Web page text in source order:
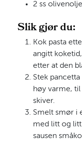
2 ss olivenolje
Slik gjør du:
Kok pasta
angitt
etter at den
Stek
høy varme,
skiver.
Smelt smør i
med litt og litt
sausen